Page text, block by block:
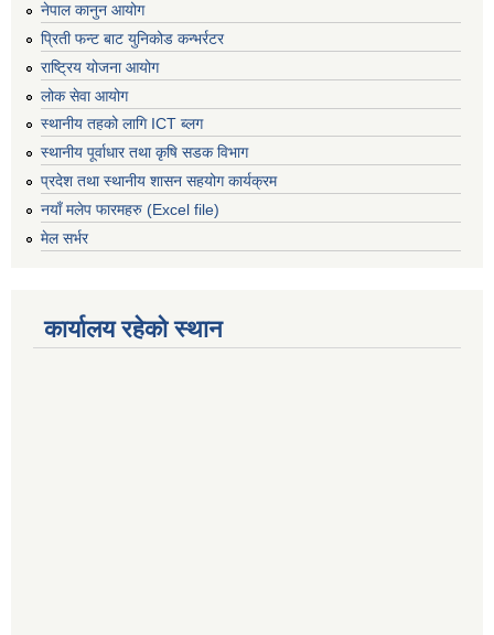
नेपाल कानुन आयोग
प्रिती फन्ट बाट युनिकोड कन्भर्रटर
राष्ट्रिय योजना आयोग
लोक सेवा आयोग
स्थानीय तहको लागि ICT ब्लग
स्थानीय पूर्वाधार तथा कृषि सडक विभाग
प्रदेश तथा स्थानीय शासन सहयोग कार्यक्रम
नयाँ मलेप फारमहरु (Excel file)
मेल सर्भर
कार्यालय रहेको स्थान